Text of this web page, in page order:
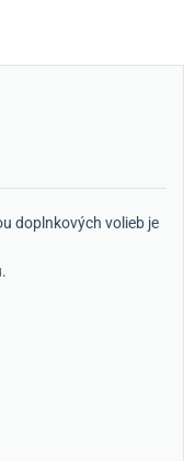
doplnkových volieb je